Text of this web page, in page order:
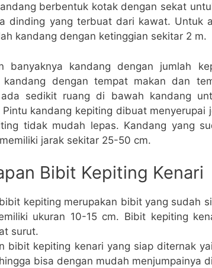
berbentuk kotak dengan sekat
dinding yang terbuat dari kawat. Untuk
kandang dengan ketinggian sekitar 2 m.
banyaknya kandang dengan jumlah
kandang dengan tempat makan dan
sedikit ruang di bawah kandang
Pintu kandang kepiting dibuat
tidak mudah lepas. Kandang yang
jarak sekitar 25-50 cm.
Bibit Kepiting Kenari
kepiting merupakan bibit yang sudah
ukuran 10-15 cm. Bibit kepiting
surut.
bibit kepiting kenari yang siap diternak
bisa dengan mudah menjumpainya